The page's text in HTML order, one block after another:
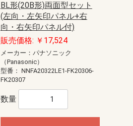
BL形(20B形)両面型セット
(左向・左矢印パネル+右
向・右矢印パネル付)
販売価格: ￥17,524
メーカー：パナソニック
（Panasonic）
型番： NNFA20322LE1-FK20306-
FK20307
数量